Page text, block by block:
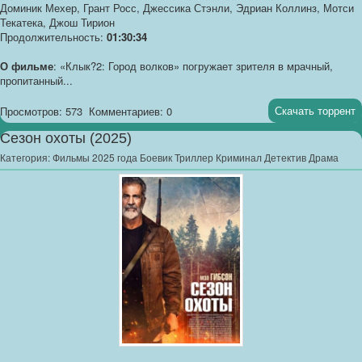
Доминик Мехер, Грант Росс, Джессика Стэнли, Эдриан Коллинз, Мотси
Текатека, Джош Тирион
Продолжительность: 01:30:34
О фильме: «Клык?2: Город волков» погружает зрителя в мрачный,
пропитанный...
Просмотров: 573 Комментариев: 0 Скачать торрент
Сезон охоты (2025)
Категория:Фильмы 2025 года Боевик Триллер Криминал Детектив Драма